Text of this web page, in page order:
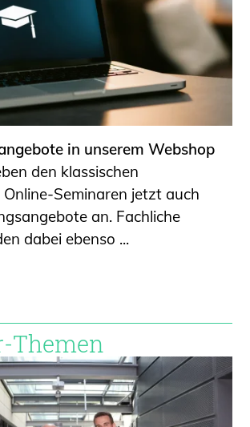
in unserem Webshop
den klassischen
Seminaren jetzt auch
an. Fachliche
dabei ebenso ...
Themen